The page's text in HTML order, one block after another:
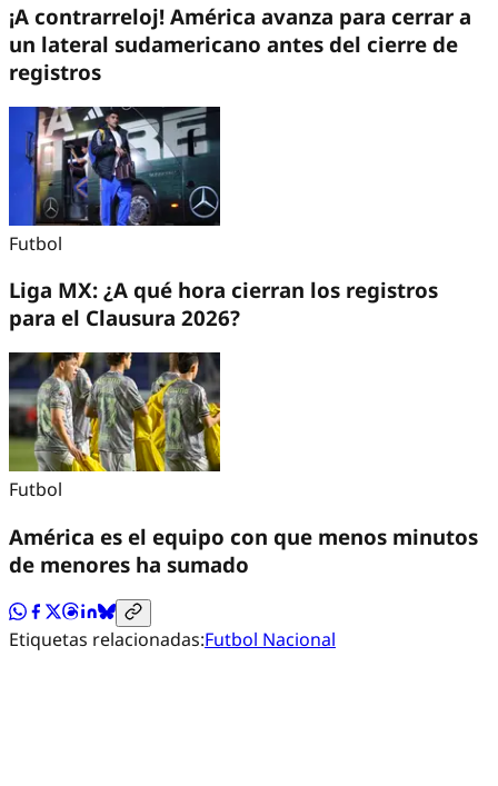
¡A contrarreloj! América avanza para cerrar a
un lateral sudamericano antes del cierre de
registros
Futbol
Liga MX: ¿A qué hora cierran los registros
para el Clausura 2026?
Futbol
América es el equipo con que menos minutos
de menores ha sumado
Etiquetas relacionadas:Futbol Nacional